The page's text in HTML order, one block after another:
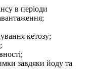
в періоди
кетозу;
завдяки йоду та